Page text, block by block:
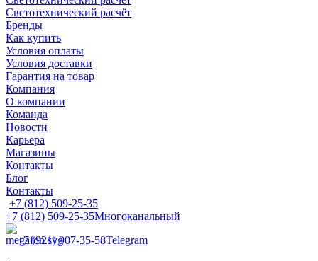
Светотехнический расчёт
Бренды
Как купить
Условия оплаты
Условия доставки
Гарантия на товар
Компания
О компании
Команда
Новости
Карьера
Магазины
Контакты
Блог
Контакты
+7 (812) 509-25-35
+7 (812) 509-25-35Многоканальный
+7 (921) 907-35-58Telegram